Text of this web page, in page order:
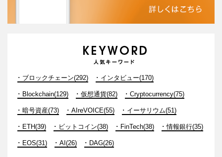
ブロックチェーン(292) インタビュー(170)
Blockchain(129) 仮想通貨(82) Cryptocurrency(75)
暗号資産(73) AIreVOICE(55) イーサリウム(51)
ETH(39) ビットコイン(38) FinTech(38) 情報銀行(35)
EOS(31) AI(26) DAG(26)